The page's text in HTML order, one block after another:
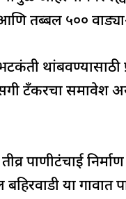
तब्बल ५००
टँकरचा समावेश
पाणीटंचाई
या